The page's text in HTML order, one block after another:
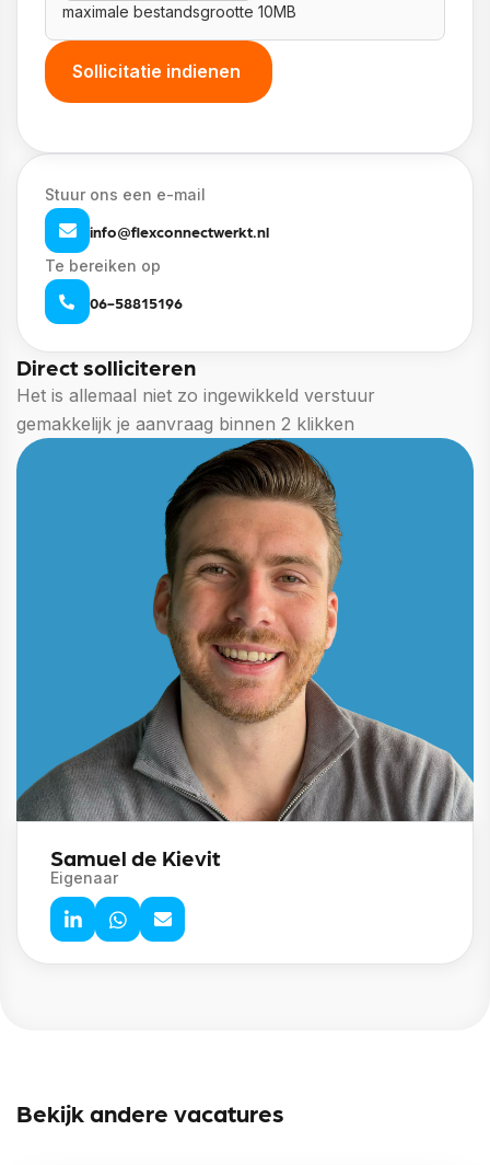
Direct solliciteren
Het is allemaal niet zo ingewikkeld verstuur
gemakkelijk je aanvraag binnen 2 klikken
Samuel de Kievit
Eigenaar
maximale bestandsgrootte 10MB
Stuur ons een e-mail
info@flexconnectwerkt.nl
Te bereiken op
06-58815196
Bekijk andere vacatures